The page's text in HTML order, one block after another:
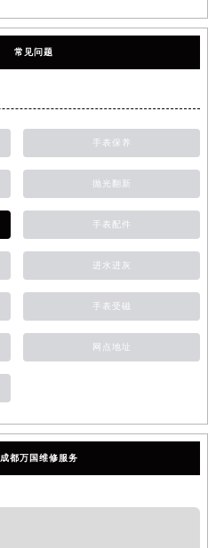
常见问题
手表保养
抛光翻新
手表配件
进水进灰
手表受磁
网点地址
成都万国维修服务